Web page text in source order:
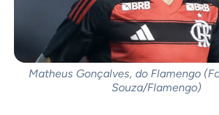
Matheus Gonçalves, do Flamengo
Souza/Flamengo)